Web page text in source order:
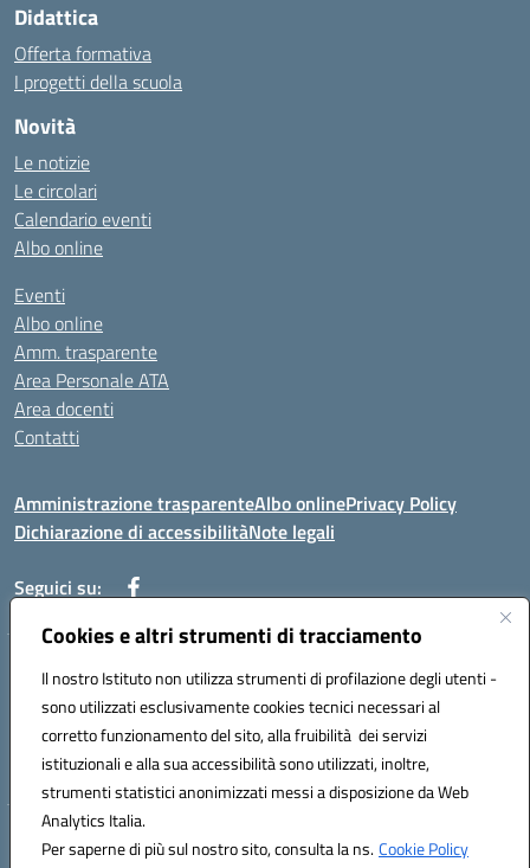
Cookies e altri strumenti di tracciamento
Il nostro Istituto non utilizza strumenti di profilazione degli utenti -
sono utilizzati esclusivamente cookies tecnici necessari al
corretto funzionamento del sito, alla fruibilità dei servizi
istituzionali e alla sua accessibilità sono utilizzati, inoltre,
strumenti statistici anonimizzati messi a disposizione da Web
Analytics Italia.
Per saperne di più sul nostro sito, consulta la ns.Cookie Policy
Didattica
Offerta formativa
I progetti della scuola
Novità
Le notizie
Le circolari
Calendario eventi
Albo online
Eventi
Albo online
Amm. trasparente
Area Personale ATA
Area docenti
Contatti
Amministrazione trasparenteAlbo onlinePrivacy Policy
Dichiarazione di accessibilitàNote legali
Seguici su:
Indirizzo: VIA BRECCIAME, 46 - 81024 MADDALONI (CE)
Mail: CEIC8AU001@istruzione.it - Pec: CEIC8AU001@pec.istruzione.it -
Telefono: 0823408721
Meccanografico: CEIC8AU001
Codice fiscale: 93086080616
Hosting & Powered by 3D Solution S.r.l.